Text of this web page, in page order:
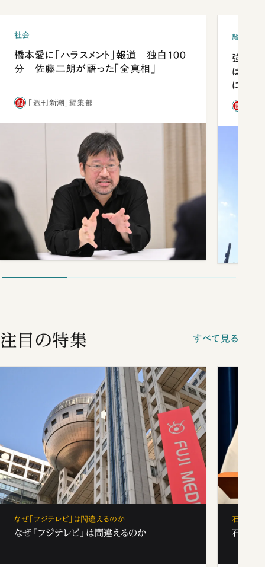
社会
橋本愛に「ハラスメント」報道 独白100
分 佐藤二朗が語った「全真相」
「週刊新潮」編集部
経済・ビ
強みは
は「東
になっ
注目の特集 すべて見る
なぜ「フジテレビ」は間違えるのか
なぜ「フジテレビ」は間違えるのか
石破茂、
石破茂